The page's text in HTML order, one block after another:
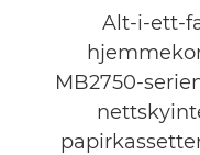
KJØP BLEKK
Alt-i-ett-
MB2750-